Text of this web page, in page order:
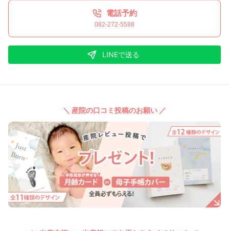
電話予約
082-272-5588
LINEで送る
＼ 産院の口コミ投稿のお願い ／